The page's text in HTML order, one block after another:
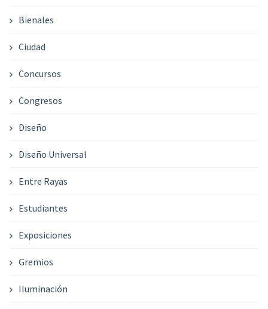
Bienales
Ciudad
Concursos
Congresos
Diseño
Diseño Universal
Entre Rayas
Estudiantes
Exposiciones
Gremios
Iluminación